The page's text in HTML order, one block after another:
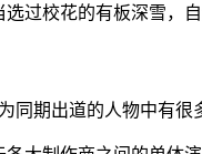
过校花的有板深雪，
同期出道的人物中有